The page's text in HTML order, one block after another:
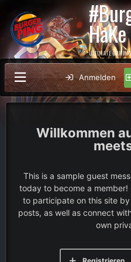
HaKe
ULTIMATE
Anmelden
This is a sample guest
today to become a
to participate on this site
posts, as well as connect
own